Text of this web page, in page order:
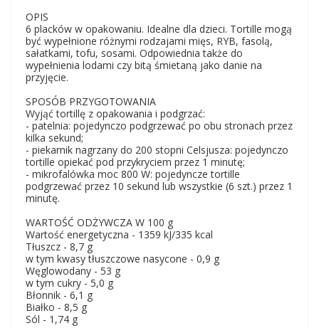
OPIS
6 placków w opakowaniu. Idealne dla dzieci. Tortille mogą
być wypełnione różnymi rodzajami mięs, RYB, fasolą,
sałatkami, tofu, sosami. Odpowiednia także do
wypełnienia lodami czy bitą śmietaną jako danie na
przyjęcie.
SPOSÓB PRZYGOTOWANIA
Wyjąć tortillę z opakowania i podgrzać:
- patelnia: pojedynczo podgrzewać po obu stronach przez
kilka sekund;
- piekarnik nagrzany do 200 stopni Celsjusza: pojedynczo
tortille opiekać pod przykryciem przez 1 minutę;
- mikrofalówka moc 800 W: pojedyncze tortille
podgrzewać przez 10 sekund lub wszystkie (6 szt.) przez 1
minutę.
WARTOŚĆ ODŻYWCZA W 100 g
Wartość energetyczna - 1359 kJ/335 kcal
Tłuszcz - 8,7 g
w tym kwasy tłuszczowe nasycone - 0,9 g
Węglowodany - 53 g
w tym cukry - 5,0 g
Błonnik - 6,1 g
Białko - 8,5 g
Sól - 1,74 g